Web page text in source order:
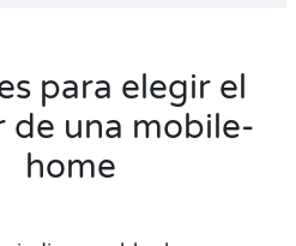
para elegir el
de una mobile-
home